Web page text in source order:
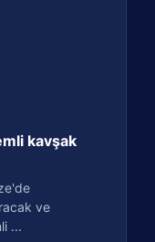
kavşak
ve
...